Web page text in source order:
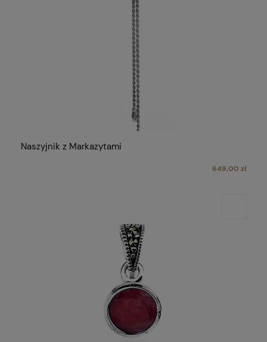
Naszyjnik z Markazytami
649,00 zł